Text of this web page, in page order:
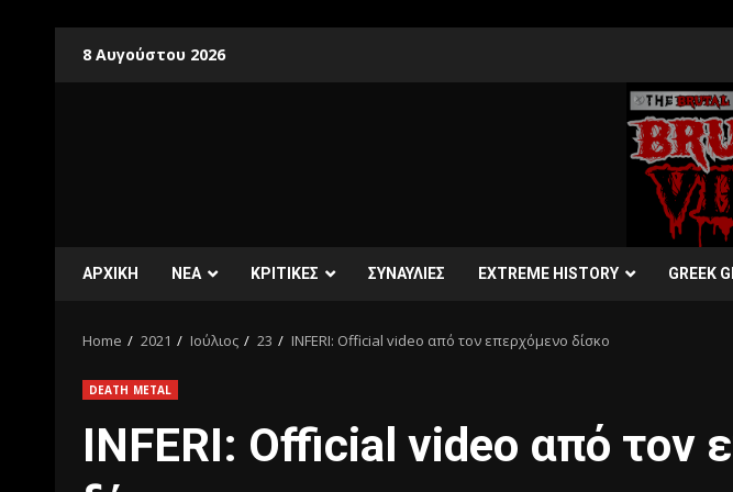
8 Αυγούστου 2026
ΑΡΧΙΚΗ ΝΕΑ ΚΡΙΤΙΚΕΣ ΣΥΝΑΥΛΙΕΣ EXTREME HISTORY GREEK
Home 2021 Ιούλιος 23 INFERI: Οfficial video από τον επερχόμενο δίσκο
DEATH METAL
INFERI: Οfficial video από τον